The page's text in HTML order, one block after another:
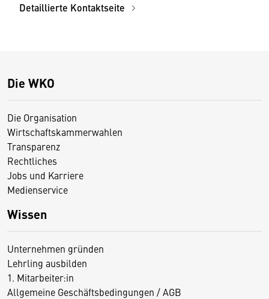
Detaillierte Kontaktseite
Die WKO
Die Organisation
Wirtschaftskammerwahlen
Transparenz
Rechtliches
Jobs und Karriere
Medienservice
Wissen
Unternehmen gründen
Lehrling ausbilden
1. Mitarbeiter:in
Allgemeine Geschäftsbedingungen / AGB